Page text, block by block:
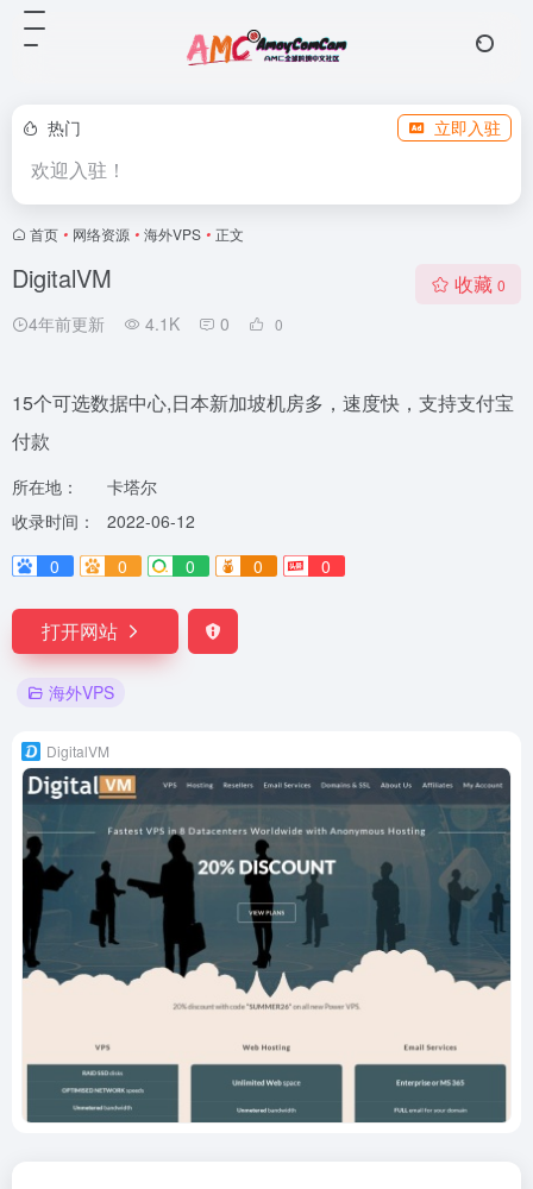
热门 立即入驻
欢迎入驻！
首页 • 网络资源 • 海外VPS • 正文
DigitalVM
4年前更新 4.1K 0 0
收藏 0
15个可选数据中心,日本新加坡机房多，速度快，支持支付宝
付款
所在地：
卡塔尔
收录时间：
2022-06-12
0
0 0 0 0
打开网站
海外VPS
DigitalVM